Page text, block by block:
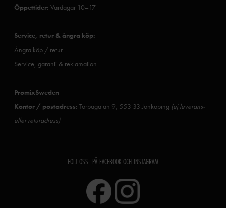
Öppettider: Vardagar 10–17
Service, retur & ångra köp:
Ångra köp / retur
Service, garanti & reklamation
PromixSweden
Kontor / postadress: Torpagatan 9, 553 33 Jönköping (ej leverans-
eller returadress)
FÖLJ OSS PÅ FACEBOOK OCH INSTAGRAM